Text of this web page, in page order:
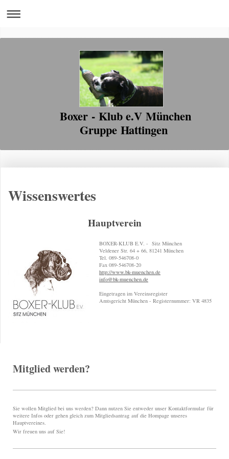
Boxer - Klub e.V München
Gruppe Hattingen
Wissenswertes
Hauptverein
BOXER-KLUB E.V. - Sitz München
Veldener Str. 64 + 66, 81241 München
Tel. 089-546708-0
Fax 089-546708-20
http://www.bk-muenchen.de
info@bk-muenchen.de
Eingetragen im Vereinsregister
Amtsgericht München - Registernummer: VR 4835
Mitglied werden?
Sie wollen Mitglied bei uns werden? Dann nutzen Sie entweder unser Kontaktformular für
weitere Infos oder gehen gleich zum Mitgliedsantrag auf die Hompage unseres
Hauptvereines.
Wir freuen uns auf Sie!